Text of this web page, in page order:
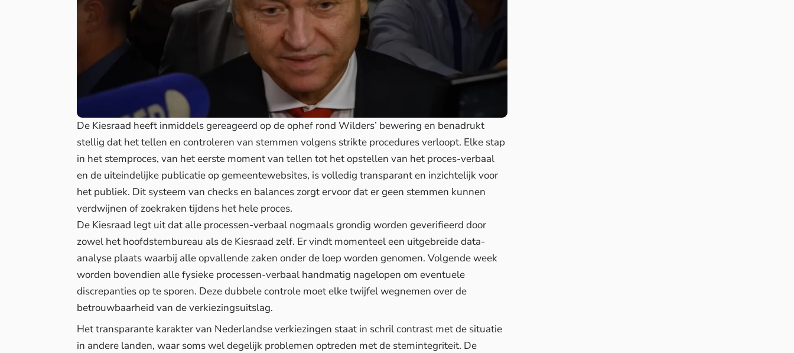
De Kiesraad heeft inmiddels gereageerd op de ophef rond Wilders’ bewering en benadrukt
stellig dat het tellen en controleren van stemmen volgens strikte procedures verloopt. Elke stap
in het stemproces, van het eerste moment van tellen tot het opstellen van het proces-verbaal
en de uiteindelijke publicatie op gemeentewebsites, is volledig transparant en inzichtelijk voor
het publiek. Dit systeem van checks en balances zorgt ervoor dat er geen stemmen kunnen
verdwijnen of zoekraken tijdens het hele proces.
De Kiesraad legt uit dat alle processen-verbaal nogmaals grondig worden geverifieerd door
zowel het hoofdstembureau als de Kiesraad zelf. Er vindt momenteel een uitgebreide data-
analyse plaats waarbij alle opvallende zaken onder de loep worden genomen. Volgende week
worden bovendien alle fysieke processen-verbaal handmatig nagelopen om eventuele
discrepanties op te sporen. Deze dubbele controle moet elke twijfel wegnemen over de
betrouwbaarheid van de verkiezingsuitslag.
Het transparante karakter van Nederlandse verkiezingen staat in schril contrast met de situatie
in andere landen, waar soms wel degelijk problemen optreden met de stemintegriteit. De